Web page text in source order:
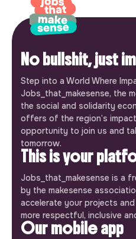
No bullshit, just
Step into a World Where
Jobs_that_makesense, the
the social and solidarity
offers of the region’s
opportunity to join us and
tomorrow.
This is your
Jobs_that_makesense is a
by the makesense
accelerate your projects
more respectful, inclusive
Our mobile app